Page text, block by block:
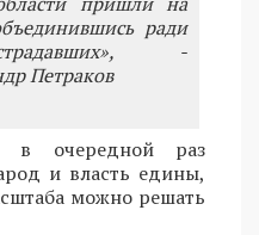
ради
-
Петраков
в очередной раз
и власть едины,
можно решать